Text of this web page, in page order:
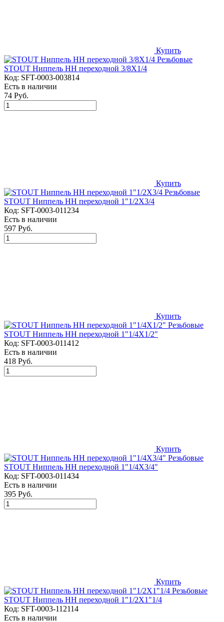
Купить
STOUT Ниппель НН переходной 3/8X1/4
Код: SFT-0003-003814
Есть в наличии
74 Руб.
Купить
STOUT Ниппель НН переходной 1"1/2X3/4
Код: SFT-0003-011234
Есть в наличии
597 Руб.
Купить
STOUT Ниппель НН переходной 1"1/4X1/2"
Код: SFT-0003-011412
Есть в наличии
418 Руб.
Купить
STOUT Ниппель НН переходной 1"1/4X3/4"
Код: SFT-0003-011434
Есть в наличии
395 Руб.
Купить
STOUT Ниппель НН переходной 1"1/2X1"1/4
Код: SFT-0003-112114
Есть в наличии